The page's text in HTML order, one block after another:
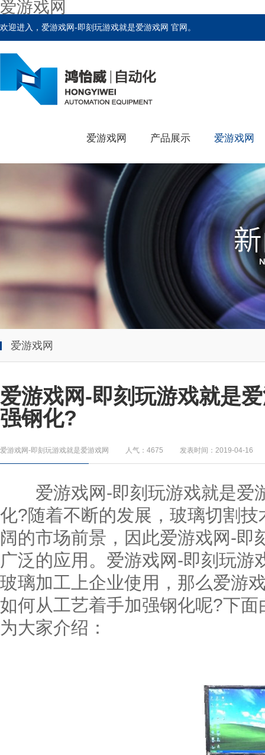
爱游戏网
欢迎进入，爱游戏网-即刻玩游戏就是爱游戏网 官网。
爱游戏网 产品展示 爱游戏网
爱游戏网
爱游戏网-即刻玩游戏就是
强钢化?
爱游戏网-即刻玩游戏就是爱游戏网 人气：4675 发表时间：2019-04-16
爱游戏网-即刻玩游戏就是爱
化?随着不断的发展，玻璃切割
阔的市场前景，因此爱游戏网-即
广泛的应用。爱游戏网-即刻玩游
玻璃加工上企业使用，那么爱游
如何从工艺着手加强钢化呢?下
为大家介绍：